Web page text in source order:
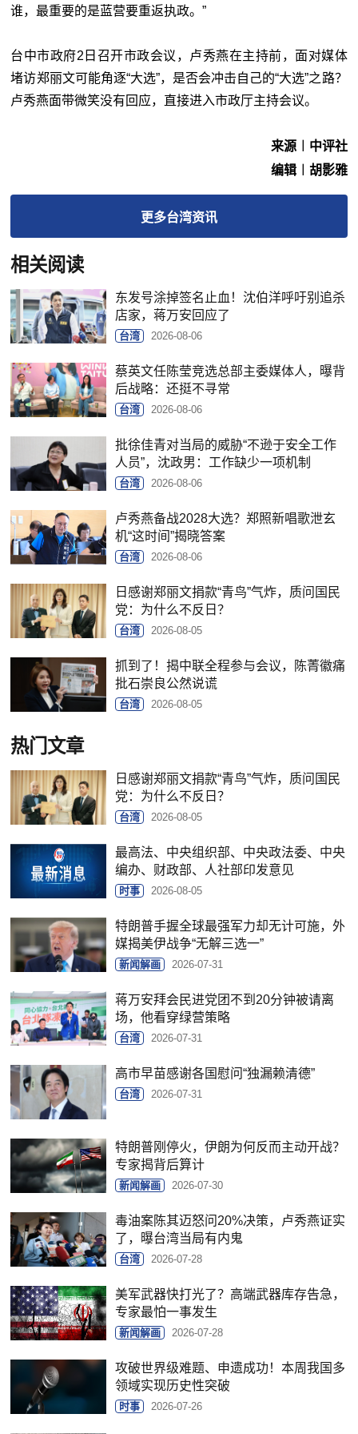
谁，最重要的是蓝营要重返执政。”
台中市政府2日召开市政会议，卢秀燕在主持前，面对媒体
堵访郑丽文可能角逐“大选”，是否会冲击自己的“大选”之路？
卢秀燕面带微笑没有回应，直接进入市政厅主持会议。
来源︱中评社
编辑︱胡影雅
更多台湾资讯
相关阅读
东发号涂掉签名止血！沈伯洋呼吁别追杀
店家，蒋万安回应了
台湾 2026-08-06
蔡英文任陈莹竞选总部主委媒体人，曝背
后战略：还挺不寻常
台湾 2026-08-06
批徐佳青对当局的威胁“不逊于安全工作
人员”，沈政男：工作缺少一项机制
台湾 2026-08-06
卢秀燕备战2028大选？郑照新唱歌泄玄
机“这时间”揭晓答案
台湾 2026-08-06
日感谢郑丽文捐款“青鸟”气炸，质问国民
党：为什么不反日？
台湾 2026-08-05
抓到了！揭中联全程参与会议，陈菁徽痛
批石崇良公然说谎
台湾 2026-08-05
热门文章
日感谢郑丽文捐款“青鸟”气炸，质问国民
党：为什么不反日？
台湾 2026-08-05
最高法、中央组织部、中央政法委、中央
编办、财政部、人社部印发意见
时事 2026-08-05
特朗普手握全球最强军力却无计可施，外
媒揭美伊战争“无解三选一”
新闻解画 2026-07-31
蒋万安拜会民进党团不到20分钟被请离
场，他看穿绿营策略
台湾 2026-07-31
高市早苗感谢各国慰问“独漏赖清德”
台湾 2026-07-31
特朗普刚停火，伊朗为何反而主动开战？
专家揭背后算计
新闻解画 2026-07-30
毒油案陈其迈怒问20%决策，卢秀燕证实
了，曝台湾当局有内鬼
台湾 2026-07-28
美军武器快打光了？高端武器库存告急，
专家最怕一事发生
新闻解画 2026-07-28
攻破世界级难题、申遗成功！本周我国多
领域实现历史性突破
时事 2026-07-26